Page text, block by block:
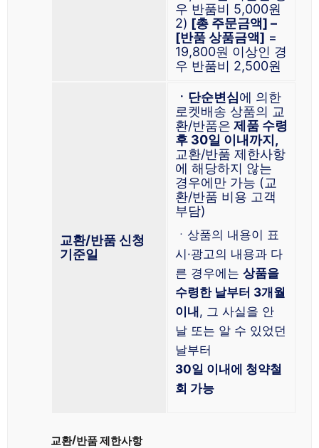
우 반품비 5,000원
2) [총 주문금액] –
[반품 상품금액] =
19,800원 이상인 경
우 반품비 2,500원
교환/반품 신청
기준일
ㆍ단순변심에 의한
로켓배송 상품의 교
환/반품은 제품 수령
후 30일 이내까지,
교환/반품 제한사항
에 해당하지 않는
경우에만 가능 (교
환/반품 비용 고객
부담)
ㆍ상품의 내용이 표
시·광고의 내용과 다
른 경우에는 상품을
수령한 날부터 3개월
이내, 그 사실을 안
날 또는 알 수 있었던
날부터
30일 이내에 청약철
회 가능
교환/반품 제한사항